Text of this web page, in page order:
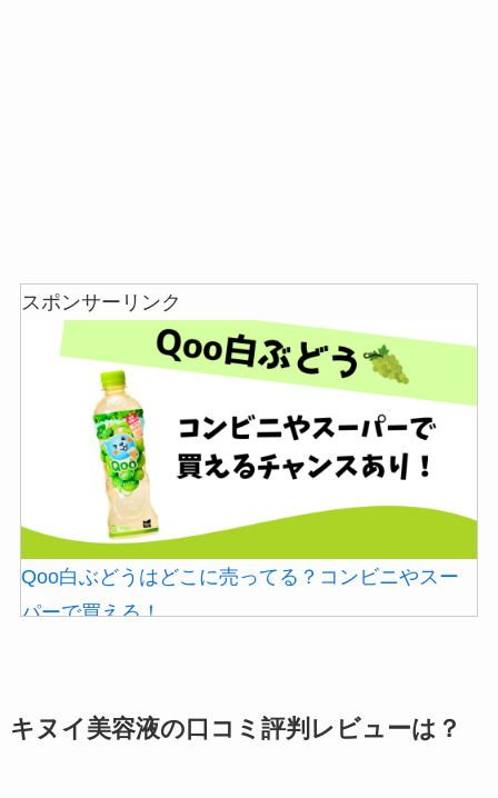
マックカードはどこで買える？Amazonや金券ショ
ップに売ってる！
スポンサーリンク
Qoo白ぶどうはどこに売ってる？コンビニやスー
パーで買える！
キヌイ美容液の口コミ評判レビューは？